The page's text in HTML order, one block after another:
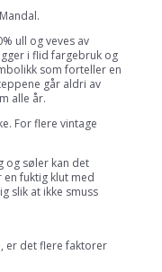
ull og veves av
i flid fargebruk og
som forteller en
går aldri av
alle år.
For flere vintage
og søler kan det
fuktig klut med
slik at ikke smuss
er det flere faktorer